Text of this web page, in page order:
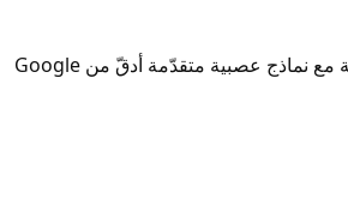
أكثر من 100 لغة مدعومة مع نماذج عصبية متقدّمة أدقّ من Google